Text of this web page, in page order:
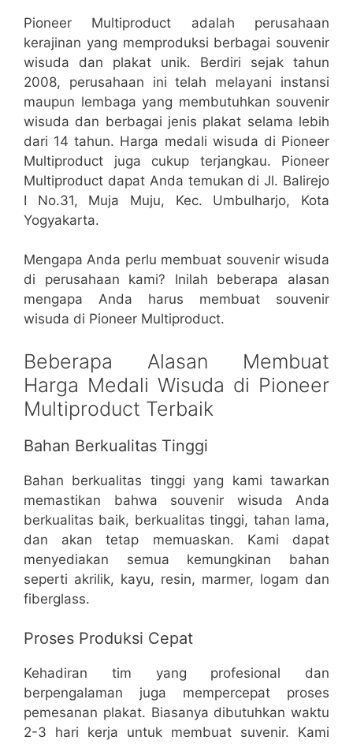
Pioneer Multiproduct adalah perusahaan
kerajinan yang memproduksi berbagai souvenir
wisuda dan plakat unik. Berdiri sejak tahun
2008, perusahaan ini telah melayani instansi
maupun lembaga yang membutuhkan souvenir
wisuda dan berbagai jenis plakat selama lebih
dari 14 tahun. Harga medali wisuda di Pioneer
Multiproduct juga cukup terjangkau. Pioneer
Multiproduct dapat Anda temukan di Jl. Balirejo
I No.31, Muja Muju, Kec. Umbulharjo, Kota
Yogyakarta.
Mengapa Anda perlu membuat souvenir wisuda
di perusahaan kami? Inilah beberapa alasan
mengapa Anda harus membuat souvenir
wisuda di Pioneer Multiproduct.
Beberapa Alasan Membuat
Harga Medali Wisuda di Pioneer
Multiproduct Terbaik
Bahan Berkualitas Tinggi
Bahan berkualitas tinggi yang kami tawarkan
memastikan bahwa souvenir wisuda Anda
berkualitas baik, berkualitas tinggi, tahan lama,
dan akan tetap memuaskan. Kami dapat
menyediakan semua kemungkinan bahan
seperti akrilik, kayu, resin, marmer, logam dan
fiberglass.
Proses Produksi Cepat
Kehadiran tim yang profesional dan
berpengalaman juga mempercepat proses
pemesanan plakat. Biasanya dibutuhkan waktu
2-3 hari kerja untuk membuat suvenir. Kami